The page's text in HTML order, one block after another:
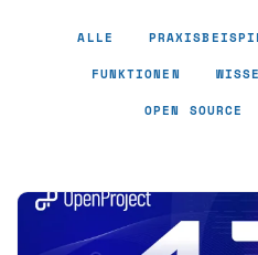
ALLE
FUNKTIONEN
OPEN SOURCE
Releases